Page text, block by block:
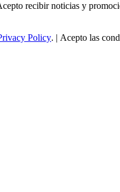
recibir noticias y
Policy. | Acepto las